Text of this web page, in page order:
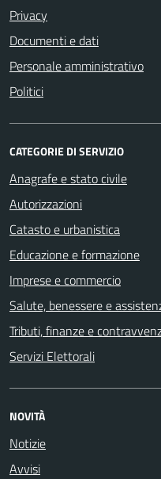
Privacy
Documenti e dati
Personale amministrativo
Politici
CATEGORIE DI SERVIZIO
Anagrafe e stato civile
Autorizzazioni
Catasto e urbanistica
Educazione e formazione
Imprese e commercio
Salute, benessere e
Tributi, finanze e
Servizi Elettorali
NOVITÀ
Notizie
Avvisi